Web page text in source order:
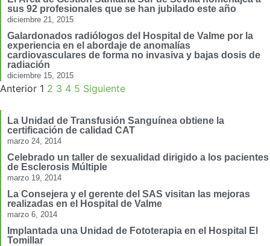
sus 92 profesionales que se han jubilado este año
diciembre 21, 2015
Galardonados radiólogos del Hospital de Valme por la
experiencia en el abordaje de anomalías
cardiovasculares de forma no invasiva y bajas dosis de
radiación
diciembre 15, 2015
Anterior 1 2 3 4 5 Siguiente
La Unidad de Transfusión Sanguínea obtiene la
certificación de calidad CAT
marzo 24, 2014
Celebrado un taller de sexualidad dirigido a los pacientes
de Esclerosis Múltiple
marzo 19, 2014
La Consejera y el gerente del SAS visitan las mejoras
realizadas en el Hospital de Valme
marzo 6, 2014
Implantada una Unidad de Fototerapia en el Hospital El
Tomillar